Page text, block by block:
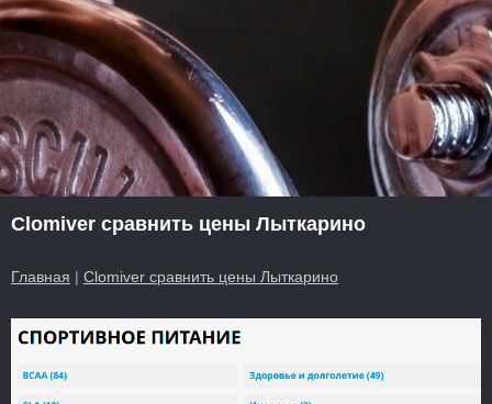
Clomiver сравнить цены Лыткарино
Главная | Clomiver сравнить цены Лыткарино